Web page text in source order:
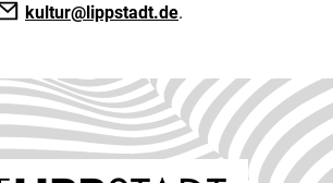
kultur@lippstadt.de.